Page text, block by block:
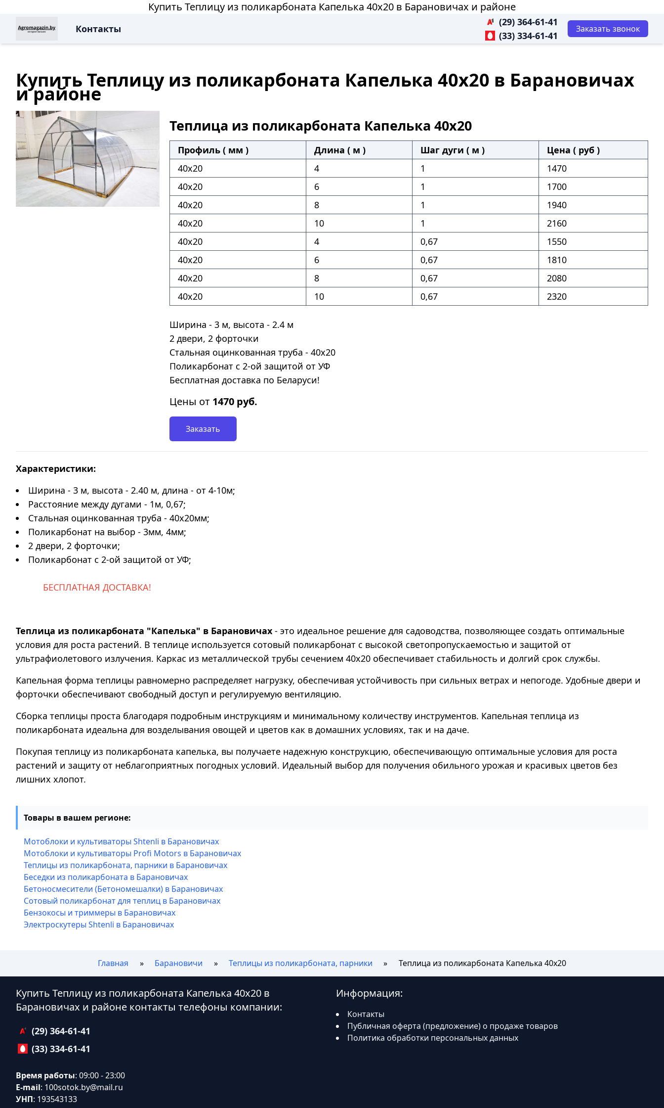
Купить Теплицу из поликарбоната Капелька 40х20 в Барановичах и районе
Контакты
(29) 364-61-41
(33) 334-61-41
Заказать звонок
Купить Теплицу из поликарбоната Капелька 40х20 в Барановичах
и районе
Теплица из поликарбоната Капелька 40х20
Профиль ( мм ) Длина ( м ) Шаг дуги ( м )
Цена ( руб )
40х20
4 1
1470
40х20
6 1
1700
40х20
8 1
1940
40х20
10 1
2160
40х20
4 0,67
1550
40х20
6 0,67
1810
40х20
8 0,67
2080
40х20
10 0,67 2320
Ширина - 3 м, высота - 2.4 м
2 двери, 2 форточки
Стальная оцинкованная труба - 40х20
Поликарбонат с 2-ой защитой от УФ
Бесплатная доставка по Беларуси!
Цены от 1470 руб.
Заказать
Характеристики:
Ширина - 3 м, высота - 2.40 м, длина - от 4-10м;
Расстояние между дугами - 1м, 0,67;
Стальная оцинкованная труба - 40х20мм;
Поликарбонат на выбор - 3мм, 4мм;
2 двери, 2 форточки;
Поликарбонат с 2-ой защитой от УФ;
БЕСПЛАТНАЯ ДОСТАВКА!
Теплица из поликарбоната "Капелька" в Барановичах - это идеальное решение для садоводства, позволяющее создать оптимальные
условия для роста растений. В теплице используется сотовый поликарбонат с высокой светопропускаемостью и защитой от
ультрафиолетового излучения. Каркас из металлической трубы сечением 40х20 обеспечивает стабильность и долгий срок службы.
Капельная форма теплицы равномерно распределяет нагрузку, обеспечивая устойчивость при сильных ветрах и непогоде. Удобные двери и
форточки обеспечивают свободный доступ и регулируемую вентиляцию.
Сборка теплицы проста благодаря подробным инструкциям и минимальному количеству инструментов. Капельная теплица из
поликарбоната идеальна для возделывания овощей и цветов как в домашних условиях, так и на даче.
Покупая теплицу из поликарбоната капелька, вы получаете надежную конструкцию, обеспечивающую оптимальные условия для роста
растений и защиту от неблагоприятных погодных условий. Идеальный выбор для получения обильного урожая и красивых цветов без
лишних хлопот.
Товары в вашем регионе:
Мотоблоки и культиваторы Shtenli в Барановичах
Мотоблоки и культиваторы Profi Motors в Барановичах
Теплицы из поликарбоната, парники в Барановичах
Беседки из поликарбоната в Барановичах
Бетоносмесители (Бетономешалки) в Барановичах
Сотовый поликарбонат для теплиц в Барановичах
Бензокосы и триммеры в Барановичах
Электроскутеры Shtenli в Барановичах
Главная Барановичи Теплицы из поликарбоната, парники Теплица из поликарбоната Капелька 40х20
Купить Теплицу из поликарбоната Капелька 40х20 в
Барановичах и районе контакты телефоны компании:
(29) 364-61-41
(33) 334-61-41
Время работы: 09:00 - 23:00
E-mail: 100sotok.by@mail.ru
УНП: 193543133
Информация:
Контакты
Публичная оферта (предложение) о продаже товаров
Политика обработки персональных данных